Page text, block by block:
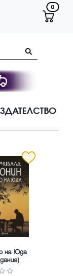
0
на Юда